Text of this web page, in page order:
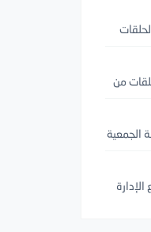
من
الجمعية